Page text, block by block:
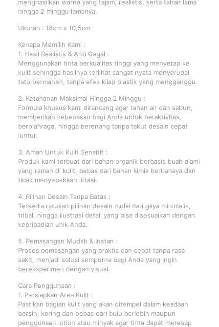
menghasilkan warna yang tajam, realistis, serta tahan lama
hingga 2 minggu lamanya.
Ukuran : 18cm x 10,5cm
Kenapa Memilih Kami :
1. Hasil Realistis & Anti Gagal :
Menggunakan tinta berkualitas tinggi yang menyerap ke
kulit sehingga hasilnya terlihat sangat nyata menyerupai
tato permanen, tanpa efek kilap plastik yang mengganggu.
2. Ketahanan Maksimal Hingga 2 Minggu :
Formula khusus kami dirancang agar tahan air dan sabun,
memberikan kebebasan bagi Anda untuk beraktivitas,
berolahraga, hingga berenang tanpa takut desain cepat
luntur.
3. Aman Untuk Kulit Sensitif :
Produk kami terbuat dari bahan organik berbasis buah alami
yang ramah di kulit, bebas dari bahan kimia berbahaya dan
tidak menyebabkan iritasi.
4. Pilihan Desain Tanpa Batas :
Tersedia ratusan pilihan desain mulai dari gaya minimalis,
tribal, hingga ilustrasi detail yang bisa disesuaikan dengan
kepribadian unik Anda.
5. Pemasangan Mudah & Instan :
Proses pemasangan yang praktis dan cepat tanpa rasa
sakit, menjadi solusi sempurna bagi Anda yang ingin
bereksperimen dengan visual.
Cara Penggunaan :
1. Persiapkan Area Kulit :
Pastikan bagian kulit yang akan ditempel dalam keadaan
bersih, kering dan bebas dari bulu berlebih maupun
penggunaan lotion atau minyak agar tinta dapat meresap